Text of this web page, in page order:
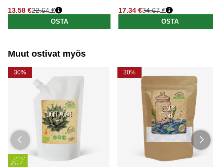
13.58 €
Normaali hinta
22.64 €
OSTA
17.34 €
Normaali hinta
34.67 €
OSTA
Muut ostivat myös
30% 30%